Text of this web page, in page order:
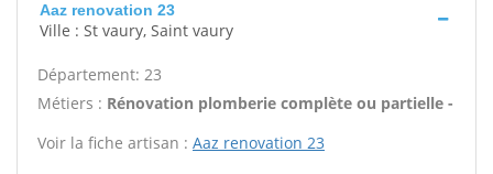
Aaz renovation 23
Ville : St vaury, Saint vaury
Département: 23
Métiers : Rénovation plomberie complète ou partielle -
Voir la fiche artisan : Aaz renovation 23